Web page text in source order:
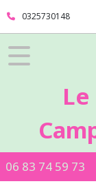
0325730148
06 83 74 59 73